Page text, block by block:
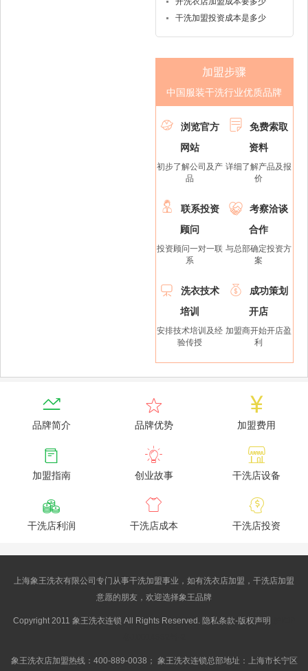
干洗加盟投资成本是多少
加盟步骤
中国服装干洗行业优质品牌

浏览官方
网站
初步了解公司及产
品

免费索取
资料
详细了解产品及报
价

联系投资
顾问
投资顾问一对一联
系

考察洽谈
合作
与总部确定投资方
案

洗衣技术
培训
安排技术培训及经
验传授

成功策划
开店
加盟商开始开店盈
利

品牌简介

品牌优势

加盟费用

加盟指南

创业故事

干洗店设备

干洗店利润

干洗店成本

干洗店投资
上海象王洗衣有限公司专门从事干洗加盟事业，如有洗衣店加盟，干洗店加盟
意愿的朋友，欢迎选择象王品牌
Copyright 2011 象王洗衣连锁 All Rights Reserved. 隐私条款-版权声明
象王洗衣店加盟热线：400-889-0038； 象王洗衣连锁总部地址：上海市长宁区